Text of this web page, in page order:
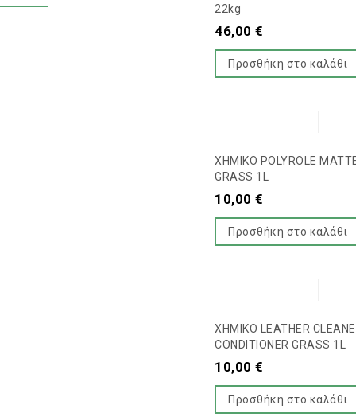
22kg
46,00 €
Προσθήκη στο καλάθι
ΧΗΜΙΚΟ POLYROLE
GRASS 1L
10,00 €
Προσθήκη στο καλάθι
ΧΗΜΙΚΟ LEATHER
CONDITIONER GRASS 1L
10,00 €
Προσθήκη στο καλάθι